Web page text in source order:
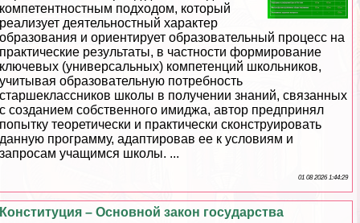
компетентностным подходом, который
реализует деятельностный хаpaктер
образования и ориентирует образовательный процесс на
пpaктические результаты, в частности формирование
ключевых (универсальных) компетенций школьников,
учитывая образовательную потребность
старшеклассников школы в получении знаний, связанных
с созданием собственного имиджа, автор предпринял
попытку теоретически и пpaктически сконструировать
данную программу, адаптировав ее к условиям и
запросам учащимся школы. ...
01 08 2026 1:44:29
Конституция – Основной закон государства